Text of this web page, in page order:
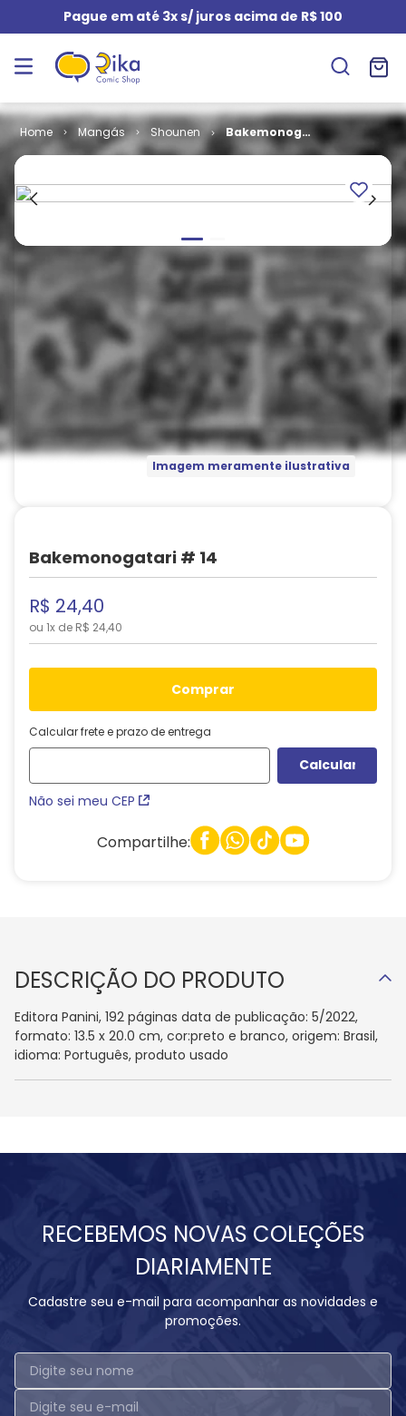
Pague em até 3x s/ juros acima de R$ 100
Mangás Shounen
Bakemonogatari
Imagem meramente ilustrativa
Bakemonogatari # 14
R$ 24,40
ou 1x de R$ 24,40
comprar
Calcular frete e prazo de entrega
Não sei meu CEP
Compartilhe:
DESCRIÇÃO DO PRODUTO
Editora Panini, 192 páginas data de publicação: 5/2022,
formato: 13.5 x 20.0 cm, cor:preto e branco, origem: Brasil,
idioma: Português, produto usado
RECEBEMOS NOVAS COLEÇÕES
DIARIAMENTE
Cadastre seu e-mail para acompanhar as novidades e
promoções.